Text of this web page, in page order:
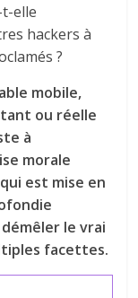
elle
hackers à
?
mobile,
ou réelle
à
morale
est mise en
le vrai
facettes.